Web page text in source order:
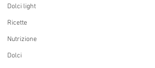
Dolci light
Ricette
Nutrizione
Dolci